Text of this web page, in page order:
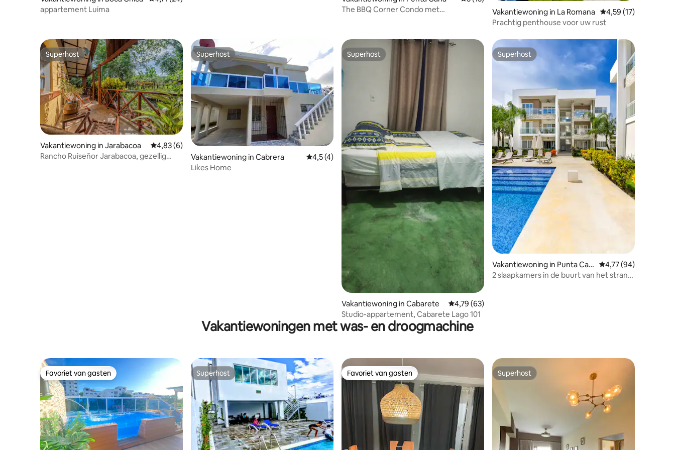
appartement Luima
The BBQ Corner Condo met
Vakantiewoning in La Romana Gemiddelde
4,59 (17)
Prachtig penthouse voor uw rust
Superhost
Superhost
Vakantiewoning in Jarabacoa Gemiddelde beoordeling van 4,83 op 5, 6 recensies
4,83 (6)
Rancho Ruiseñor Jarabacoa, gezellig
Superhost
Superhost
Vakantiewoning in Cabrera Gemiddelde beoordeling van 4,5 op 5, 4 recensies
4,5 (4)
Likes Home
Superhost
Superhost
Vakantiewoning in Cabarete Gemiddelde beoordeling van 4,79 op 5, 63 recensies
4,79 (63)
Studio-appartement, Cabarete Lago 101
Superhost
Superhost
Vakantiewoning in Punta Can
a
Gemiddelde
4,77 (94)
2 slaapkamers in de buurt van het strand
Vakantiewoningen met was- en droogmachine
Favoriet van gasten
Favoriet van gasten Superhost
Superhost Favoriet van gasten
Favoriet van gasten Superhost
Superhost